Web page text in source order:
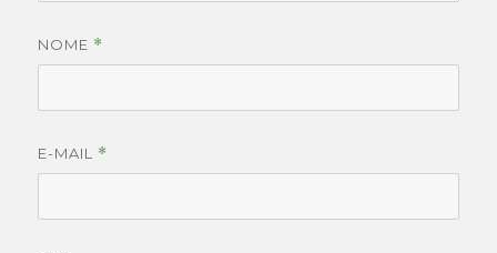
NOME *
E-MAIL *